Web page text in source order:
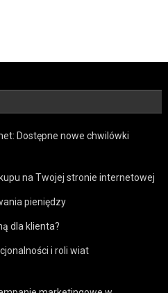
Dostępne nowe chwilówki
na Twojej stronie internetowej
pieniędzy
dla klienta?
i roli wiat